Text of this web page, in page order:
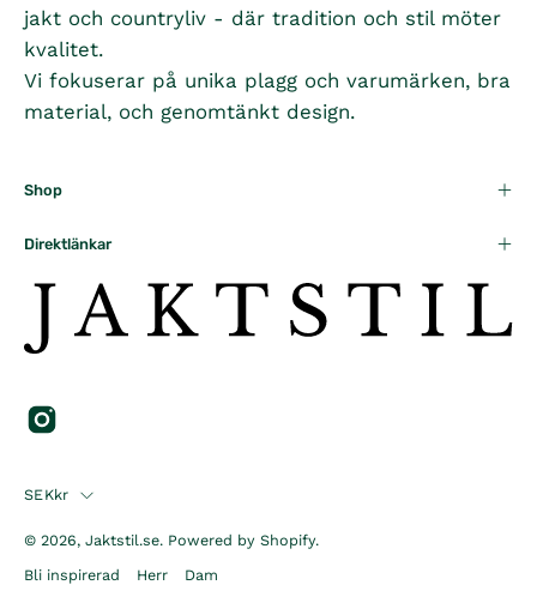
jakt och countryliv - där tradition och stil möter
kvalitet.
Vi fokuserar på unika plagg och varumärken, bra
material, och genomtänkt design.
Shop
Direktlänkar
Country
SEKkr
© 2026, Jaktstil.se. Powered by Shopify.
Bli inspirerad
Herr Dam